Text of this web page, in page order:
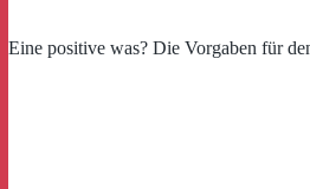
Eine positive was? Die Vorgaben für